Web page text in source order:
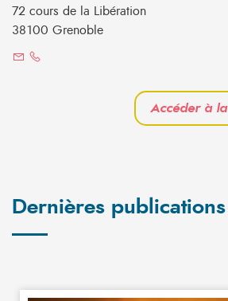
72 cours de la Libération
38100 Grenoble
Accéder à
Dernières publications